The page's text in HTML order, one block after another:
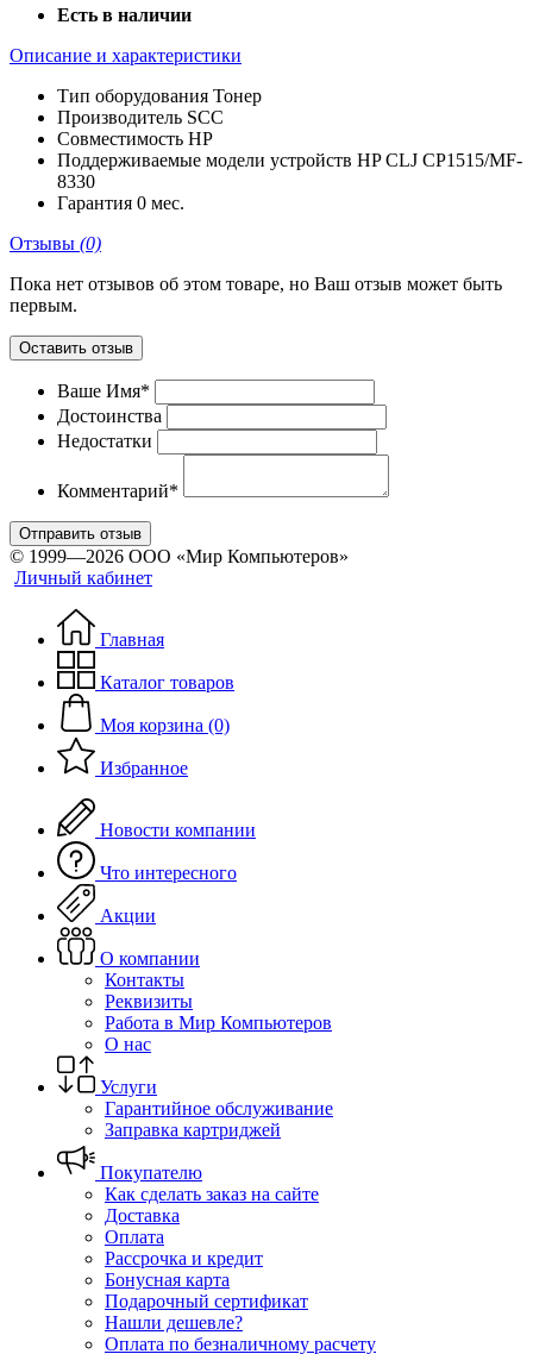
Есть в наличии
Описание и характеристики
Тип оборудования Тонер
Производитель SCC
Совместимость HP
Поддерживаемые модели устройств HP CLJ CP1515/MF-
8330
Гарантия 0 мес.
Отзывы (0)
Пока нет отзывов об этом товаре, но Ваш отзыв может быть
первым.
Оставить отзыв
Ваше Имя*
Достоинства
Недостатки
Комментарий*
Отправить отзыв
© 1999—2026 ООО «Мир Компьютеров»
Личный кабинет
Главная
Каталог товаров
Моя корзина (0)
Избранное
Новости компании
Что интересного
Акции
О компании
Контакты
Реквизиты
Работа в Мир Компьютеров
О нас
Услуги
Гарантийное обслуживание
Заправка картриджей
Покупателю
Как сделать заказ на сайте
Доставка
Оплата
Рассрочка и кредит
Бонусная карта
Подарочный сертификат
Нашли дешевле?
Оплата по безналичному расчету